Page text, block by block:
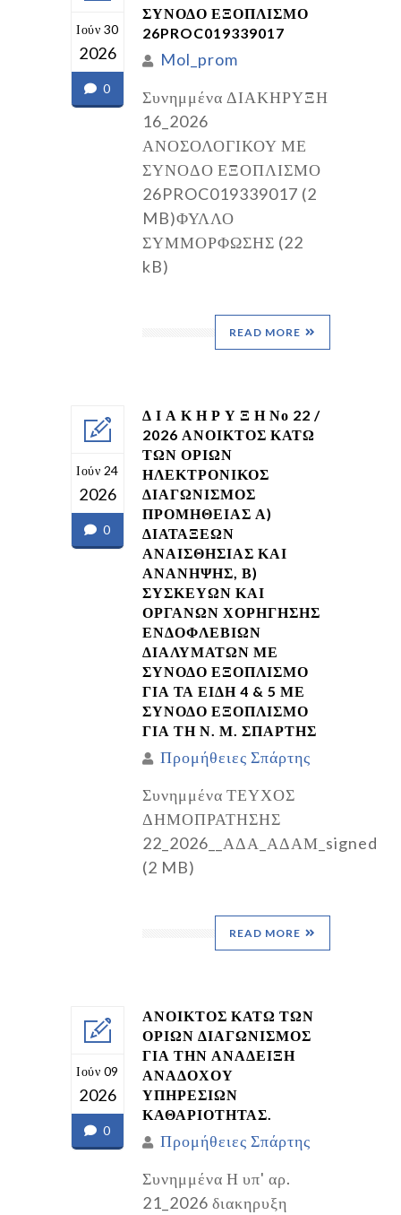
Ιούν 30
2026
0
ΣΥΝΟΔΟ ΕΞΟΠΛΙΣΜΟ
26PROC019339017
Mol_prom
Συνημμένα ΔΙΑΚΗΡΥΞΗ
16_2026
ΑΝΟΣΟΛΟΓΙΚΟΥ ΜΕ
ΣΥΝΟΔΟ ΕΞΟΠΛΙΣΜΟ
26PROC019339017 (2
MB)ΦΥΛΛΟ
ΣΥΜΜΟΡΦΩΣΗΣ (22
kB)
READ MORE
Ιούν 24
2026
0
Δ Ι Α Κ Η Ρ Υ Ξ Η Νο 22 /
2026 ΑΝΟΙΚΤΟΣ ΚΑΤΩ
ΤΩΝ ΟΡΙΩΝ
ΗΛΕΚΤΡΟΝΙΚΟΣ
ΔΙΑΓΩΝΙΣΜΟΣ
ΠΡΟΜΗΘΕΙΑΣ Α)
ΔΙΑΤΑΞΕΩΝ
ΑΝΑΙΣΘΗΣΙΑΣ ΚΑΙ
ΑΝΑΝΗΨΗΣ, Β)
ΣΥΣΚΕΥΩΝ ΚΑΙ
ΟΡΓΑΝΩΝ ΧΟΡΗΓΗΣΗΣ
ΕΝΔΟΦΛΕΒΙΩΝ
ΔΙΑΛΥΜΑΤΩΝ ΜΕ
ΣΥΝΟΔΟ ΕΞΟΠΛΙΣΜΟ
ΓΙΑ ΤΑ ΕΙΔΗ 4 & 5 ΜΕ
ΣΥΝΟΔΟ ΕΞΟΠΛΙΣΜΟ
ΓΙΑ ΤΗ Ν. Μ. ΣΠΑΡΤΗΣ
Προμήθειες Σπάρτης
Συνημμένα ΤΕΥΧΟΣ
ΔΗΜΟΠΡΑΤΗΣΗΣ
22_2026__ΑΔΑ_ΑΔΑΜ_signed
(2 MB)
READ MORE
Ιούν 09
2026
0
ΑΝΟΙΚΤΟΣ ΚΑΤΩ ΤΩΝ
ΟΡΙΩΝ ΔΙΑΓΩΝΙΣΜΟΣ
ΓΙΑ ΤΗΝ ΑΝΑΔΕΙΞΗ
ΑΝΑΔΟΧΟΥ
ΥΠΗΡΕΣΙΩΝ
ΚΑΘΑΡΙΟΤΗΤΑΣ.
Προμήθειες Σπάρτης
Συνημμένα Η υπ' αρ.
21_2026 διακηρυξη